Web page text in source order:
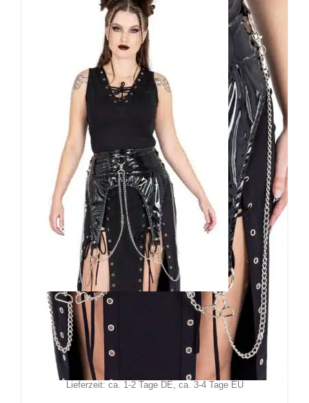
Heartless Lackgürtel Odette
Lieferzeit: ca. 1-2 Tage DE, ca. 3-4 Tage EU